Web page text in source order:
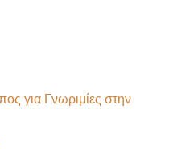
για Γνωριμίες στην